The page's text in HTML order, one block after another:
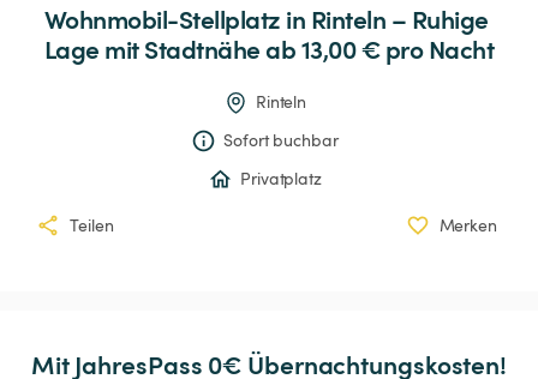
Wohnmobil-Stellplatz in Rinteln – Ruhige
Lage mitStadtnähe ab 13,00 € pro Nacht
Rinteln
Sofort buchbar
Privatplatz
Teilen Merken